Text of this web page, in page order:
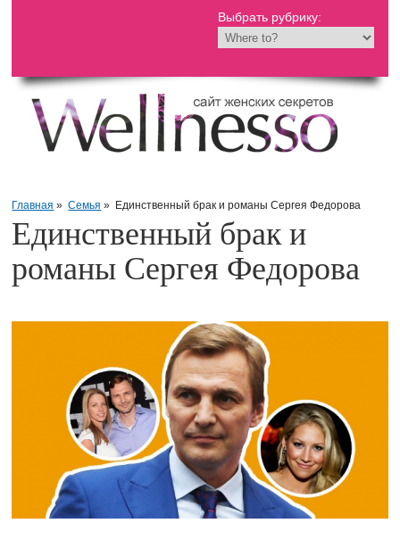
Выбрать рубрику:
Главная » Семья » Единственный брак и романы Сергея Федорова
Единственный брак и
романы Сергея Федорова